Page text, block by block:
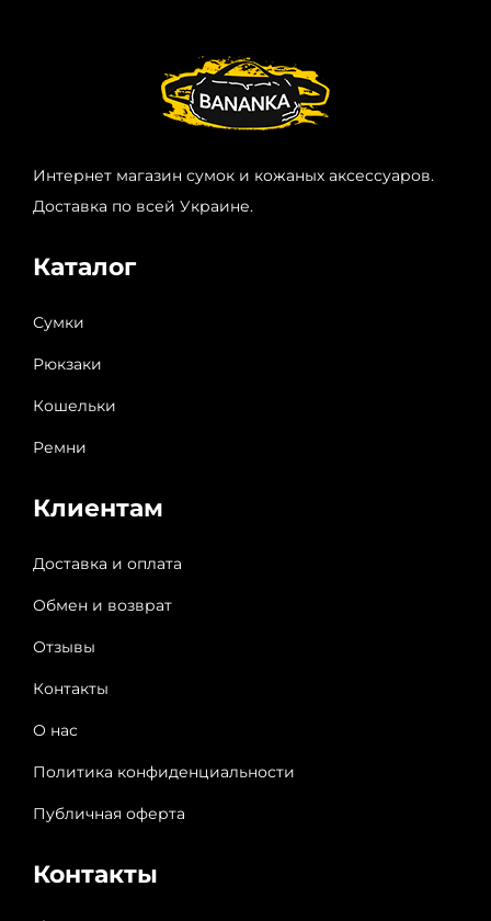
Интернет магазин сумок и кожаных аксессуаров.
Доставка по всей Украине.
Каталог
Сумки
Рюкзаки
Кошельки
Ремни
Клиентам
Доставка и оплата
Обмен и возврат
Отзывы
Контакты
О нас
Политика конфиденциальности
Публичная оферта
Контакты